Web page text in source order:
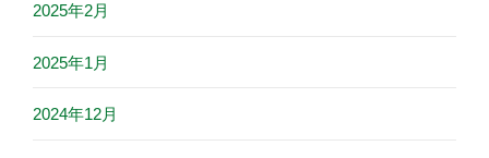
2025年2月
2025年1月
2024年12月